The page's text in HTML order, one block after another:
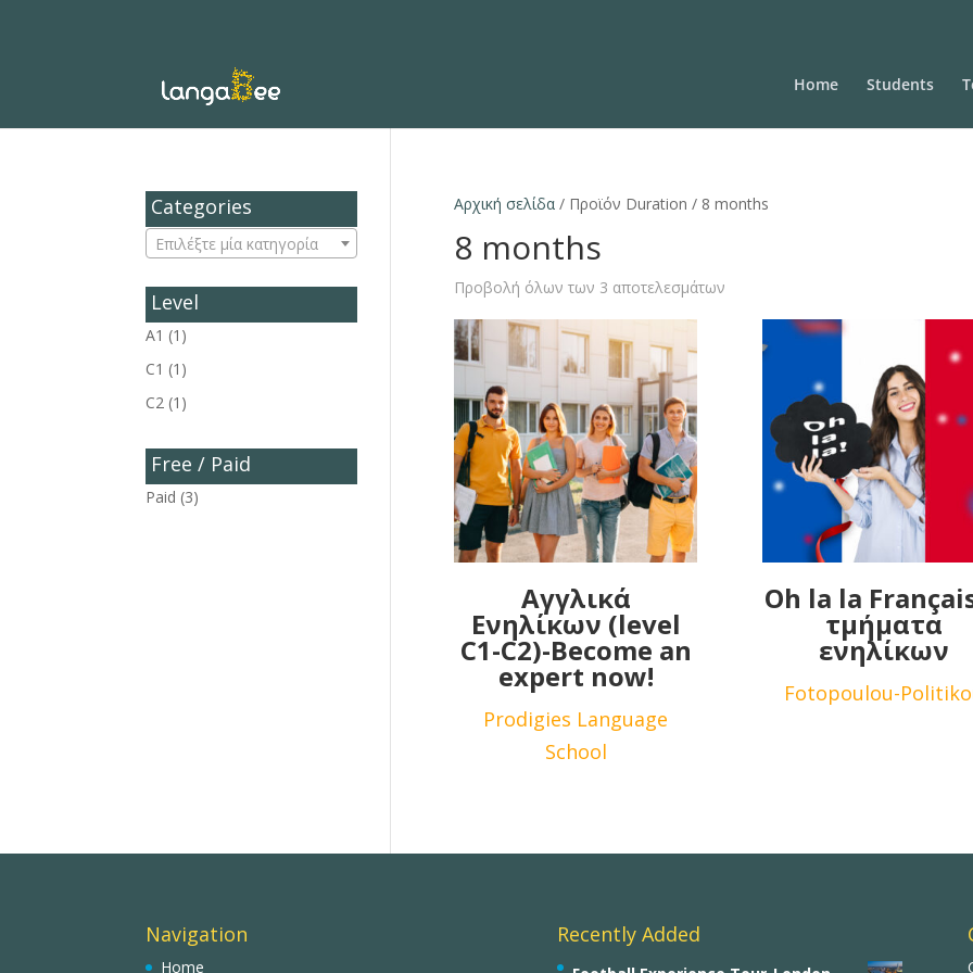
Home Students
Αρχική σελίδα/ Προϊόν Duration / 8 months
8 months
Προβολή όλων των 3 αποτελεσμάτων
Αγγλικά
Ενηλίκων (level
C1-C2)-Become an
expert now!
Prodigies Language
School
Oh la la
τμήματα
ενηλίκων
Fotopoulou-
Categories
Επιλέξτε μία κατηγορία
Level
A1 (1)
C1 (1)
C2 (1)
Free / Paid
Paid (3)
Navigation
Home
Recently Added